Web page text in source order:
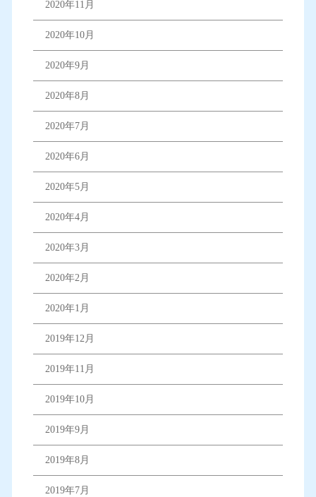
2020年11月
2020年10月
2020年9月
2020年8月
2020年7月
2020年6月
2020年5月
2020年4月
2020年3月
2020年2月
2020年1月
2019年12月
2019年11月
2019年10月
2019年9月
2019年8月
2019年7月